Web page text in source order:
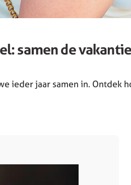
samen de
ieder jaar samen in. Ontdek